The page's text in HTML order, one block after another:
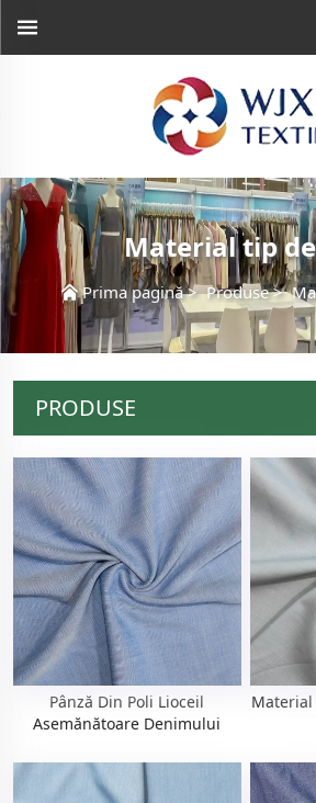
Material tip
Prima pagină>Produse>
PRODUSE
Pânză Din Poli Lioceil
Asemănătoare Denimului